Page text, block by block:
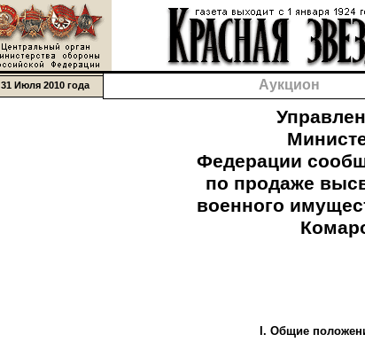
31 Июля 2010 года Аукцион
Федерации
по продаже
военного
I. Общие